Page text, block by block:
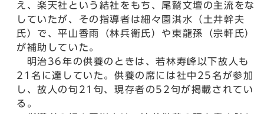
え、楽天社という結社をもち、尾鷲文壇の主流をな
していたが、その指導者は細々園淇水（土井幹夫
氏）で、平山香雨（林兵衛氏）や東龍孫（宗軒氏）
が補助していた。
明治36年の供養のときは、若林寿峰以下故人も
21名に達していた。供養の席には社中25名が参加
し、故人の句21句、現存者の52句が掲載されてい
る。